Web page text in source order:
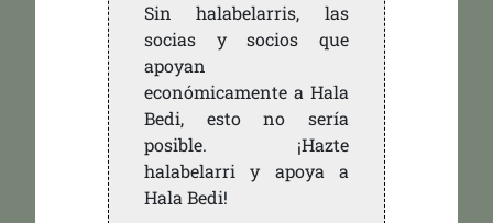
Sin halabelarris, las
socias y socios que
apoyan
económicamente a Hala
Bedi, esto no sería
posible. ¡Hazte
halabelarri y apoya a
Hala Bedi!